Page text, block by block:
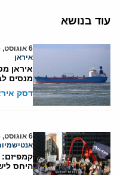
עוד בנושא
6 אוגוסט, 2026
איראן
איראן
מנסים
דסק
6 אוגוסט, 2026
קמפיזם:
היחס